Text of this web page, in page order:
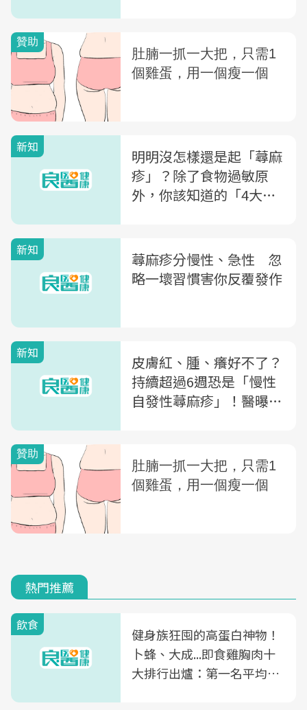
新知
明明沒怎樣還是起「蕁麻
疹」？除了食物過敏原
外，你該知道的「4大致
新知
蕁麻疹分慢性、急性 忽
略一壞習慣害你反覆發作
新知
皮膚紅、腫、癢好不了？
持續超過6週恐是「慢性
自發性蕁麻疹」！醫曝藥
熱門推薦
飲食
健身族狂囤的高蛋白神物！
卜蜂、大成...即食雞胸肉十
大排行出爐：第一名平均一